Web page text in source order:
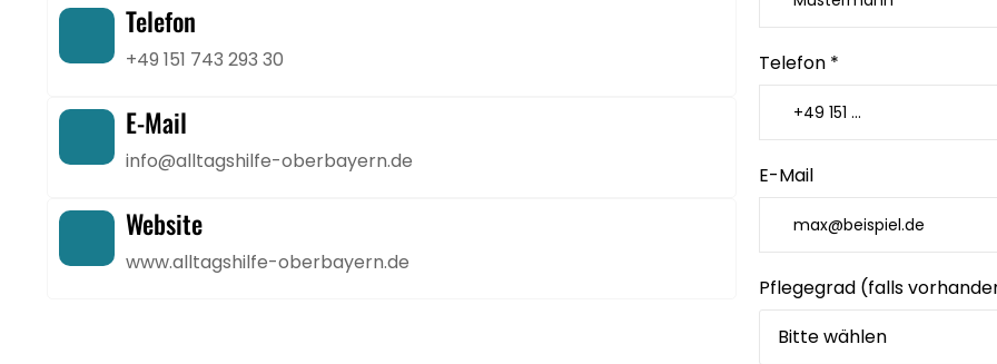
Telefon
+49 151 743 293 30
E-Mail
info@alltagshilfe-oberbayern.de
Website
www.alltagshilfe-oberbayern.de
Telefon *
E-Mail
Pflegegrad (falls